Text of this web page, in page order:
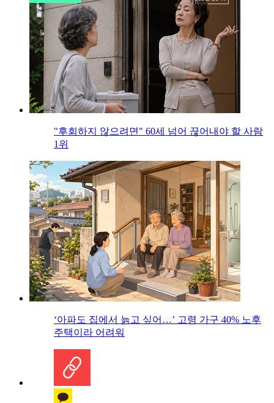
"후회하지 않으려면" 60세 넘어 끊어내야 할 사람
1위
‘아파도 집에서 늙고 싶어…’ 고령 가구 40% 노후
주택이라 어려워